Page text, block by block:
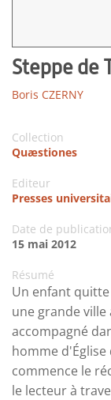
Steppe de
Boris CZERNY
Collection
Quæstiones
Editeur
Presses
Date de
15 mai 2012
Résumé
Un enfant
une grande
accompagné
homme
commence le
le lecteur à